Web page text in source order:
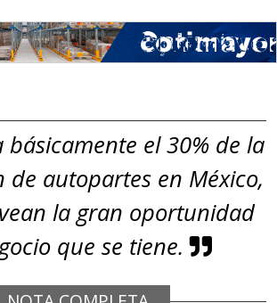
el 30% de la
autopartes en México,
la gran oportunidad
que se tiene.